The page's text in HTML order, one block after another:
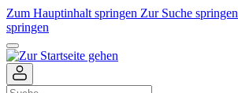
Zum Hauptinhalt springen Zur Suche springen
springen